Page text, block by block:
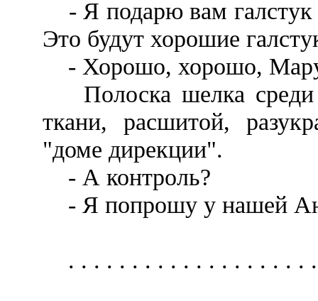
- Я подарю вам галстук
Это будут хорошие
- Хорошо, хорошо,
Полоска шелка среди
ткани, расшитой,
"доме дирекции".
- А контроль?
- Я попрошу у нашей
. . . . . . . . . . . . . . . . . . .